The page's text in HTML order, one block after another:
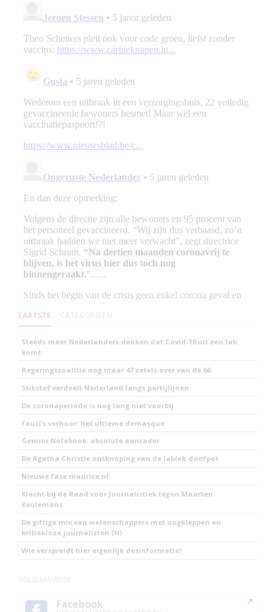
LAATSTE
Steeds meer Nederlanders denken dat Covid-19 uit een lab
komt
Regeringscoalitie nog maar 47 zetels over van de 66
Stikstof verdeelt Nederland langs partijlijnen
De coronaperiode is nog lang niet voorbij
Fauci’s verhoor: het ultieme demasqué
Gemini Notebook: absolute aanrader
De Agatha Christie ontknoping van de lablek-doofpot
Nieuwe fase maurice.nl
Klacht bij de Raad voor Journalistiek tegen Maarten
Keulemans
De giftige mix van wetenschappers met oogkleppen en
kritiekloze journalisten (H)
Wie verspreidt hier eigenlijk desinformatie?
Facebook